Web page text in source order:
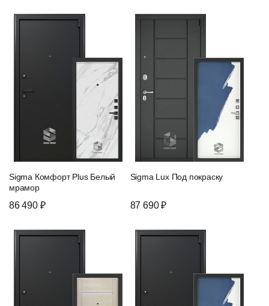
Sigma Комфорт Plus Белый
мрамор
86 490 ₽
Sigma Lux Под покраску
87 690 ₽